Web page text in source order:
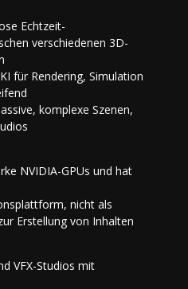
Echtzeit-
verschiedenen 3D-
für Rendering, Simulation
komplexe Szenen,
NVIDIA-GPUs und hat
nicht als
Erstellung von Inhalten
VFX-Studios mit